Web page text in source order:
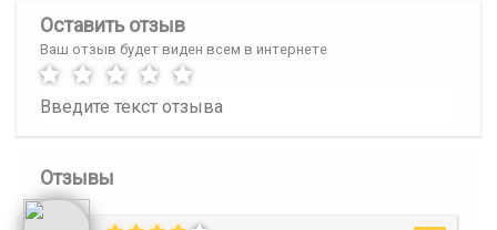
Оставить отзыв
Ваш отзыв будет виден всем в интернете
Отзывы